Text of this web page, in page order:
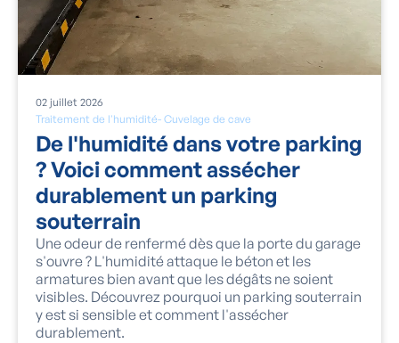
Traitement de l'humidité- Cuvelage de cave
02 juillet 2026
De l'humidité dans votre parking
? Voici comment assécher
durablement un parking
souterrain
Une odeur de renfermé dès que la porte du garage
s'ouvre ? L'humidité attaque le béton et les
armatures bien avant que les dégâts ne soient
visibles. Découvrez pourquoi un parking souterrain
y est si sensible et comment l'assécher
durablement.